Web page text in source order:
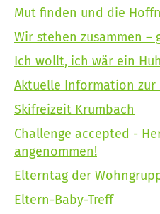
Mut finden und die
Wir stehen zusammen –
Ich wollt, ich wär ein
Aktuelle Information zur
Skifreizeit Krumbach
Challenge accepted -
angenommen!
Elterntag der
Eltern-Baby-Treff